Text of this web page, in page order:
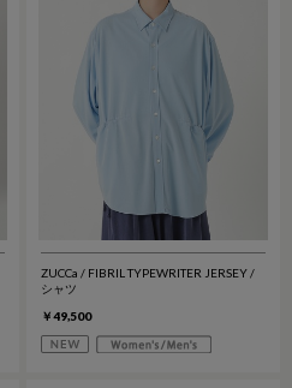
ZUCCa / FIBRIL TYPEWRITER JERSEY /
シャツ
￥49,500